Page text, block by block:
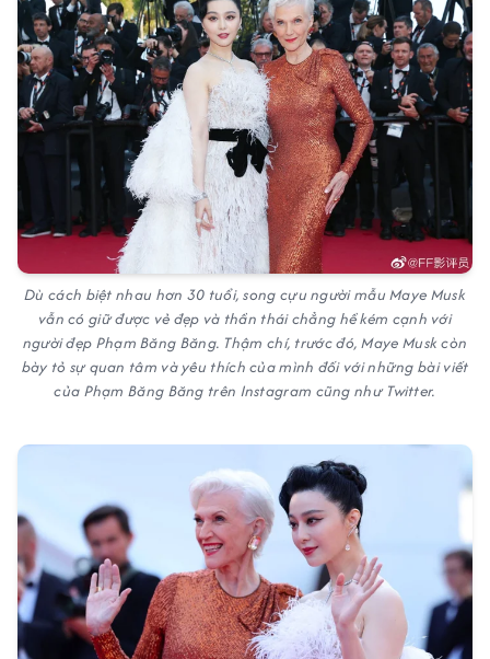
Dù cách biệt nhau hơn 30 tuổi, song cựu người mẫu Maye Musk
vẫn có giữ được vẻ đẹp và thần thái chẳng hề kém cạnh với
người đẹp Phạm Băng Băng. Thậm chí, trước đó, Maye Musk còn
bày tỏ sự quan tâm và yêu thích của mình đối với những bài viết
của Phạm Băng Băng trên Instagram cũng như Twitter.